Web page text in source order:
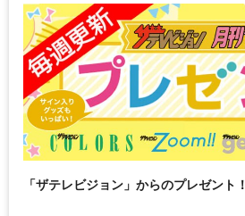
「ザテレビジョン」からのプレゼント！